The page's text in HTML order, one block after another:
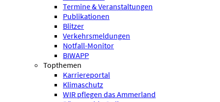
Termine & Veranstaltungen
Publikationen
Blitzer
Verkehrsmeldungen
Notfall-Monitor
BIWAPP
Topthemen
Karriereportal
Klimaschutz
WIR pflegen das Ammerland